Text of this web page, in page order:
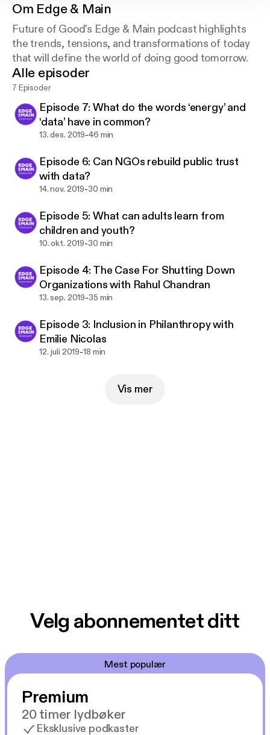
Om Edge & Main
Future of Good's Edge & Main podcast highlights
the trends, tensions, and transformations of today
that will define the world of doing good tomorrow.
Alle episoder
7 Episoder
Episode 7: What do the words ‘energy’ and
‘data’ have in common?
13. des. 2019-46 min
Episode 6: Can NGOs rebuild public trust
with data?
14. nov. 2019-30 min
Episode 5: What can adults learn from
children and youth?
10. okt. 2019-30 min
Episode 4: The Case For Shutting Down
Organizations with Rahul Chandran
13. sep. 2019-35 min
Episode 3: Inclusion in Philanthropy with
Emilie Nicolas
12. juli 2019-18 min
Vis mer
Velg abonnementet ditt
Mest populær
Premium
20 timer lydbøker
Eksklusive podkaster